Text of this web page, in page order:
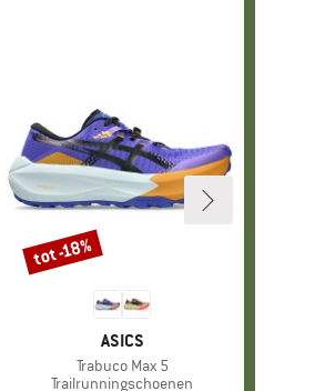
MERK
ASICS
Artikel
Trabuco Max 5
Productgroep
Trailrunningschoenen
Korting
tot -18%